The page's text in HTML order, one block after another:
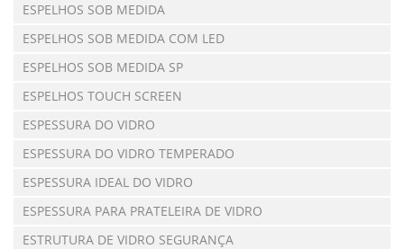
ESPELHOS SOB MEDIDA
ESPELHOS SOB MEDIDA COM LED
ESPELHOS SOB MEDIDA SP
ESPELHOS TOUCH SCREEN
ESPESSURA DO VIDRO
ESPESSURA DO VIDRO TEMPERADO
ESPESSURA IDEAL DO VIDRO
ESPESSURA PARA PRATELEIRA DE VIDRO
ESTRUTURA DE VIDRO SEGURANÇA